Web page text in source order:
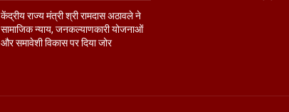
केंद्रीय राज्य मंत्री श्री रामदास अठावले ने
सामाजिक न्याय, जनकल्याणकारी योजनाओं
और समावेशी विकास पर दिया जोर